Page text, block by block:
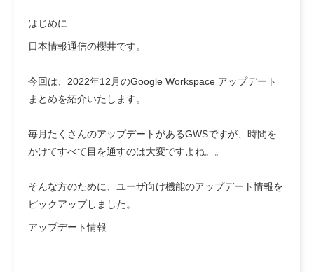
はじめに
日本情報通信の櫻井です。
今回は、2022年12月のGoogle Workspace アップデート
まとめを紹介いたします。
毎月たくさんのアップデートがあるGWSですが、時間を
かけてすべて目を通すのは大変ですよね。。
そんな方のために、ユーザ向け機能のアップデート情報を
ピックアップしました。
アップデート情報